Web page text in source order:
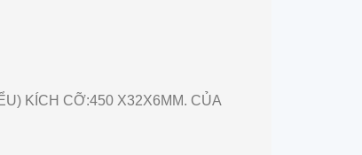
KÍCH CỠ:450 X32X6MM. CỦA